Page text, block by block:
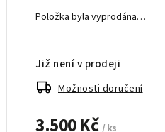
Položka byla vyprodána…
3.500 Kč / ks
Již není v prodeji
Možnosti doručení